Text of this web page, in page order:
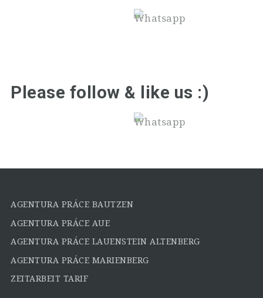
Please follow & like us :)
AGENTURA PRÁCE BAUTZEN
AGENTURA PRÁCE AUE
AGENTURA PRÁCE LAUENSTEIN ALTENBERG
AGENTURA PRÁCE MARIENBERG
ZEITARBEIT TARIF